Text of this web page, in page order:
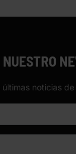
últimas noticias de